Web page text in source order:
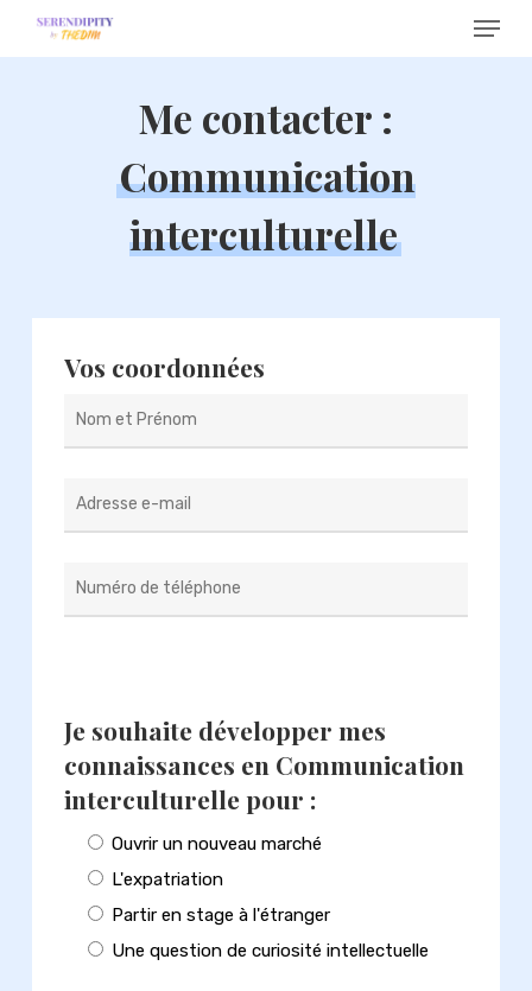
to
Menu
Me contacter :
Communication
interculturelle
Vos coordonnées
Je souhaite développer mes
connaissances en Communication
interculturelle pour :
Ouvrir un nouveau marché
L'expatriation
Partir en stage à l'étranger
Une question de curiosité intellectuelle